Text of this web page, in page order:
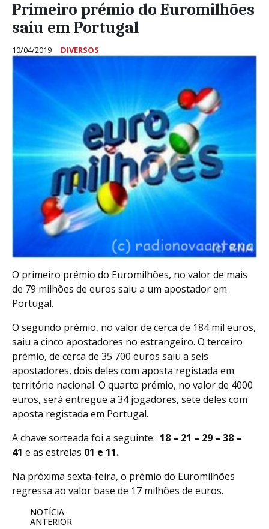
Primeiro prémio do Euromilhões
saiu em Portugal
10/04/2019 DIVERSOS
O primeiro prémio do Euromilhões, no valor de mais
de 79 milhões de euros saiu a um apostador em
Portugal.
O segundo prémio, no valor de cerca de 184 mil euros,
saiu a cinco apostadores no estrangeiro. O terceiro
prémio, de cerca de 35 700 euros saiu a seis
apostadores, dois deles com aposta registada em
território nacional. O quarto prémio, no valor de 4000
euros, será entregue a 34 jogadores, sete deles com
aposta registada em Portugal.
A chave sorteada foi a seguinte: 18 – 21 – 29 – 38 –
41 e as estrelas 01 e 11.
Na próxima sexta-feira, o prémio do Euromilhões
regressa ao valor base de 17 milhões de euros.
NOTÍCIA
ANTERIOR